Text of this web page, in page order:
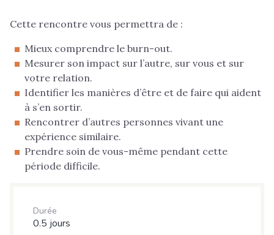
Cette rencontre vous permettra de :
Mieux comprendre le burn-out.
Mesurer son impact sur l’autre, sur vous et sur
votre relation.
Identifier les manières d’être et de faire qui aident
à s’en sortir.
Rencontrer d’autres personnes vivant une
expérience similaire.
Prendre soin de vous-même pendant cette
période difficile.
Durée
0.5 jours